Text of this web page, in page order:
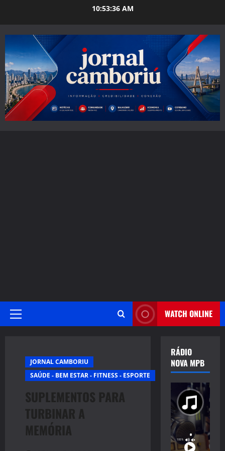
10:53:38 AM
Primary
WATCH ONLINE
JORNAL CAMBORIU
SAÚDE - BEM ESTAR - FITNESS - ESPORTE
SUPLEMENTOS PARA
TURBINAR A
MEMÓRIA
RÁDIO
NOVA MPB